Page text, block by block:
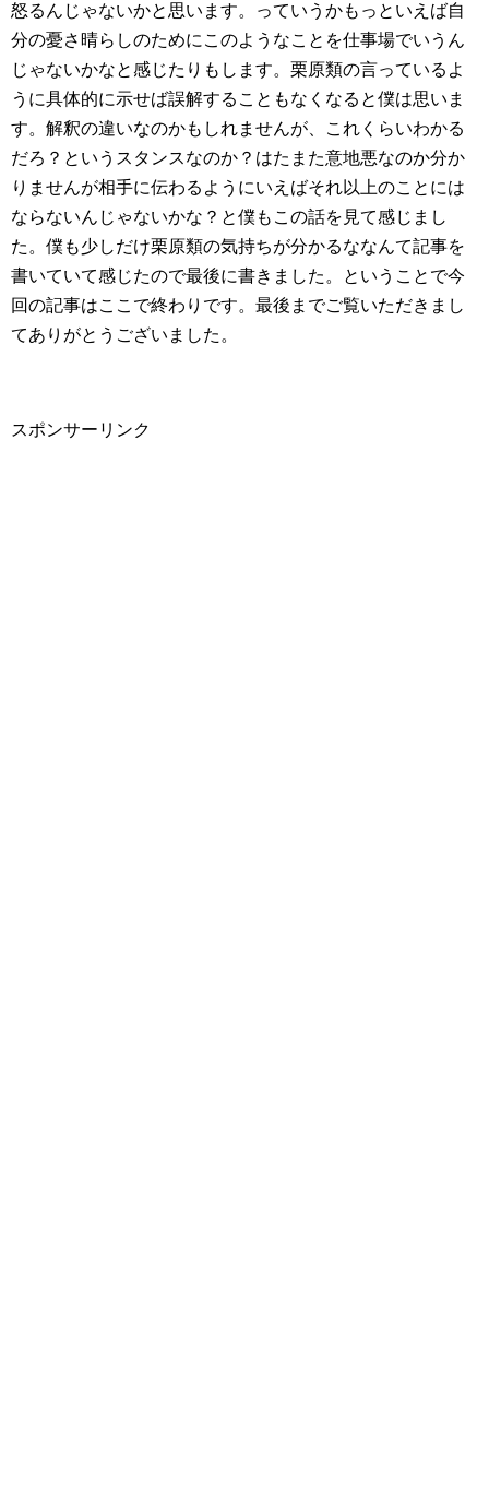
怒るんじゃないかと思います。っていうかもっといえば自
分の憂さ晴らしのためにこのようなことを仕事場でいうん
じゃないかなと感じたりもします。栗原類の言っているよ
うに具体的に示せば誤解することもなくなると僕は思いま
す。解釈の違いなのかもしれませんが、これくらいわかる
だろ？というスタンスなのか？はたまた意地悪なのか分か
りませんが相手に伝わるようにいえばそれ以上のことには
ならないんじゃないかな？と僕もこの話を見て感じまし
た。僕も少しだけ栗原類の気持ちが分かるななんて記事を
書いていて感じたので最後に書きました。ということで今
回の記事はここで終わりです。最後までご覧いただきまし
てありがとうございました。
スポンサーリンク